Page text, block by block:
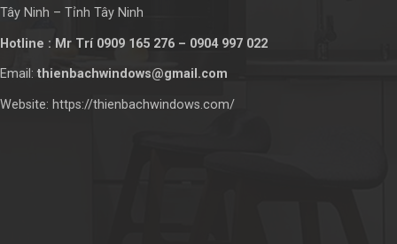
Tây Ninh – Tỉnh Tây Ninh
Hotline : Mr Trí 0909 165 276 – 0904 997 022
Email:thienbachwindows@gmail.com
Website: https://thienbachwindows.com/